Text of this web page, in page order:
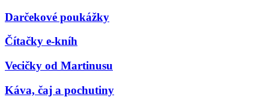
Darčekové poukážky
Čítačky e-kníh
Vecičky od Martinusu
Káva, čaj a pochutiny